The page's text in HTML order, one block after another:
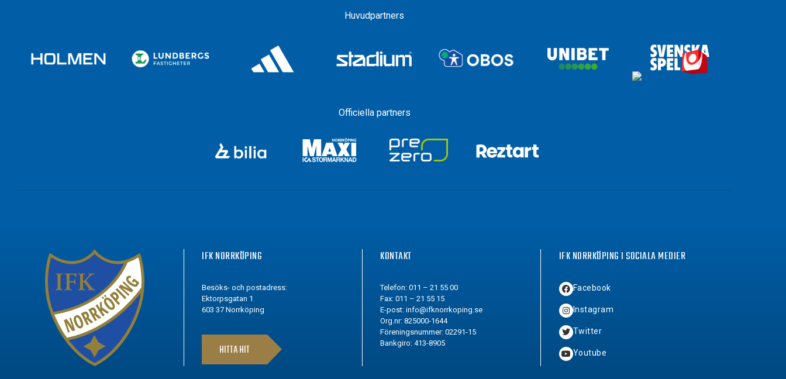
Huvudpartners
Officiella partners
IFK NORRKÖPING
Besöks- och postadress:
Ektorpsgatan 1
603 37 Norrköping
HITTA HIT
KONTAKT
Telefon: 011 – 21 55 00
Fax: 011 – 21 55 15
E-post:info@ifknorrkoping.se
Org.nr: 825000-1644
Föreningsnummer: 02291-15
Bankgiro: 413-8905
IFK NORRKÖPING I SOCIALA MEDIER
Facebook
Instagram
Twitter
Youtube